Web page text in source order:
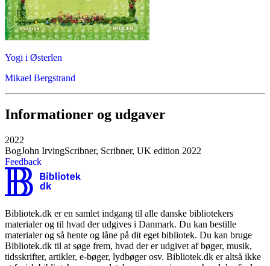
Yogi i Østerlen
Mikael Bergstrand
Informationer og udgaver
2022
BogJohn IrvingScribner, Scribner, UK edition 2022
Feedback
Bibliotek.dk er en samlet indgang til alle danske bibliotekers
materialer og til hvad der udgives i Danmark. Du kan bestille
materialer og så hente og låne på dit eget bibliotek. Du kan bruge
Bibliotek.dk til at søge frem, hvad der er udgivet af bøger, musik,
tidsskrifter, artikler, e-bøger, lydbøger osv. Bibliotek.dk er altså ikke